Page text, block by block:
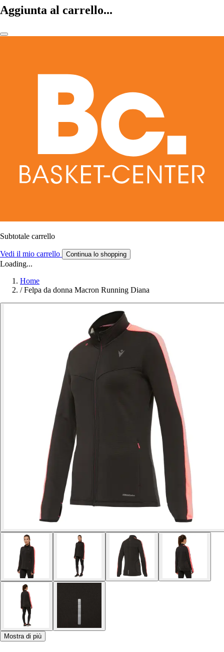
Aggiunta al carrello...
Subtotale carrello
Vedi il mio carrello Continua lo shopping
Loading...
Home
/ Felpa da donna Macron Running Diana
Mostra di più